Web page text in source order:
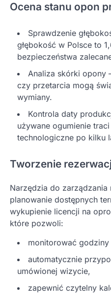
Ocena stanu opon
Sprawdzenie
głębokość w Polsce to
bezpieczeństwa
Analiza skórki opony
czy przetarcia mogą
wymiany.
Kontrola daty
używane ogumienie
technologiczne po kilku
Tworzenie
Narzędzia do zarządzania
planowanie dostępnych
wykupienie licencji na
które pozwoli:
monitorować godziny
automatycznie
umówionej wizycie,
zapewnić czytelny